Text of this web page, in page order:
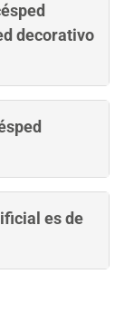
decorativo
es de